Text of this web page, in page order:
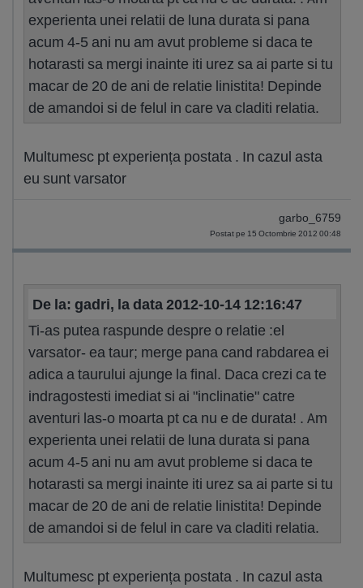
experienta unei relatii de luna durata si pana
acum 4-5 ani nu am avut probleme si daca te
hotarasti sa mergi inainte iti urez sa ai parte si tu
macar de 20 de ani de relatie linistita! Depinde
de amandoi si de felul in care va claditi relatia.
Multumesc pt experiența postata . In cazul asta
eu sunt varsator
garbo_6759
Postat pe 15 Octombrie 2012 00:48
De la: gadri, la data 2012-10-14 12:16:47
Ti-as putea raspunde despre o relatie :el
varsator- ea taur; merge pana cand rabdarea ei
adica a taurului ajunge la final. Daca crezi ca te
indragostesti imediat si ai "inclinatie" catre
aventuri las-o moarta pt ca nu e de durata! . Am
experienta unei relatii de luna durata si pana
acum 4-5 ani nu am avut probleme si daca te
hotarasti sa mergi inainte iti urez sa ai parte si tu
macar de 20 de ani de relatie linistita! Depinde
de amandoi si de felul in care va claditi relatia.
Multumesc pt experiența postata . In cazul asta